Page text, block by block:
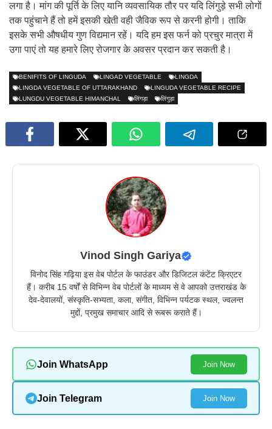
लगा है। मांग की पूर्ति के लिए यानि व्यवसायिक तौर पर यदि लिंगुड़े सभी लोगों
तक पहुंचाने हैं तो हमें इसकी खेती वही जैविक रूप से करनी होगी। ताकि
इसके सभी औषधीय गुण विद्यमान रहें। यदि हम इस फर्न को प्रचुर मात्रा में
उगा पाएं तो यह हमारे लिए रोजगार के अवसर प्रदान कर सकती है।
BENIFITS OF LINGUDA LINGAD VEGETABLE
LINGDA
LINGDA VEGETABLE OF UTTARAKHAND
LINGUDA VEGETABLE RECIPE
LUNGDU VEGETABLE HIMANCHAL
लिंगड़ा लिंगुड़ा
Vinod Singh Gariya
विनोद सिंह गढ़िया इस वेब पोर्टल के फाउंडर और डिजिटल कंटेंट क्रिएटर
हैं। करीब 15 वर्षों से विभिन्न वेब पोर्टलों के माध्यम से वे आपको उत्तराखंड के
देव-देवालयों, संस्कृति-सभ्यता, कला, संगीत, विभिन्न पर्यटक स्थल, ज्वलन्त
मुद्दों, प्रमुख समाचार आदि से रूबरू कराते हैं।
Join WhatsApp Join Now
Join Telegram Join Now